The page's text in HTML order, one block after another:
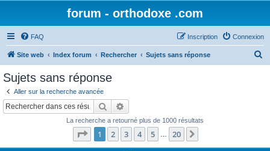
forum - orthodoxe .com
FAQ Connexion
Inscription
Site web Index forum Rechercher Sujets sans réponse
Sujets sans réponse
Aller sur la recherche avancée
Rechercher
La recherche a retourné plus de 1000 résultats
Page 1sur20
1 2 3 4 5 20